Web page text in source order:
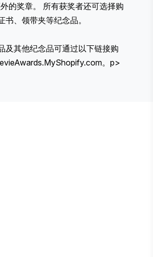
的奖章。 所有获奖者还可选择购
书、领带夹等纪念品。
及其他纪念品可通过以下链接购
。p>